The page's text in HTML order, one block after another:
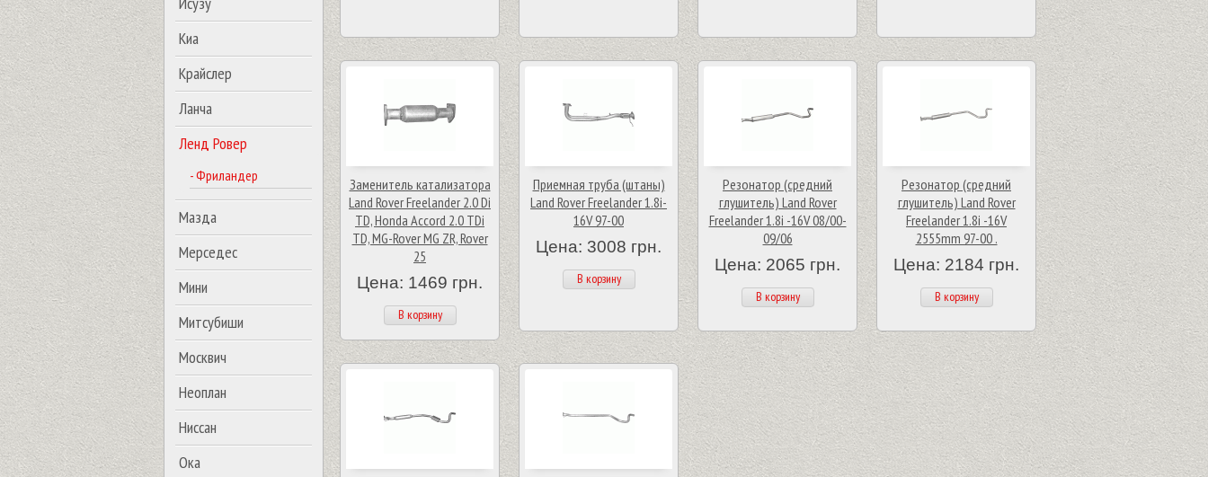
Киа
Крайслер
Ланча
Ленд Ровер
- Фриландер
Мазда
Мерседес
Мини
Митсубиши
Москвич
Неоплан
Ниссан
Ока
Заменитель катализатора
Land Rover Freelander 2.0 Di
TD, Honda Accord 2.0 TDi
TD, MG-Rover MG ZR, Rover
25
Цена: 1469 грн.
В корзину
Приемная труба (штаны)
Land Rover Freelander 1.8i-
16V 97-00
Цена: 3008 грн.
В корзину
Резонатор (средний
глушитель) Land Rover
Freelander 1.8i -16V 08/00-
09/06
Цена: 2065 грн.
В корзину
Резонатор (средний
глушитель) Land Rover
Freelander 1.8i -16V
2555mm 97-00 .
Цена: 2184 грн.
В корзину